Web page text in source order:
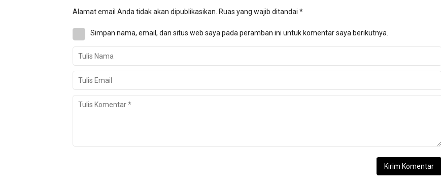
Alamat email Anda tidak akan dipublikasikan. Ruas yang wajib ditandai *
Simpan nama, email, dan situs web saya pada peramban ini untuk komentar saya berikutnya.